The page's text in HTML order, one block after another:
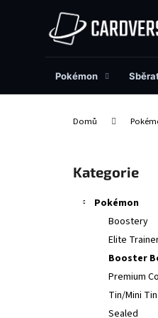
Pokémon
Domů
Přeskočit
kategorie
Kategorie
Pokémon
Boostery
Elite
Booster
Premium
Tin/Mini
Sealed
Zpět
obchodu
Zpět
obchodu